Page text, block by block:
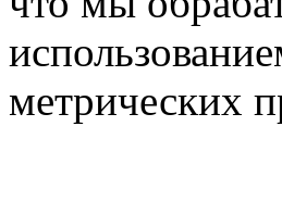
метрических